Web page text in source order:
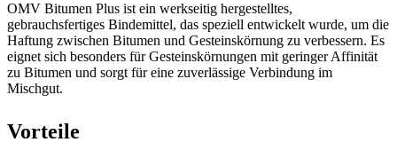
OMV Bitumen Plus ist ein werkseitig hergestelltes,
gebrauchsfertiges Bindemittel, das speziell entwickelt wurde, um die
Haftung zwischen Bitumen und Gesteinskörnung zu verbessern. Es
eignet sich besonders für Gesteinskörnungen mit geringer Affinität
zu Bitumen und sorgt für eine zuverlässige Verbindung im
Mischgut.
Vorteile